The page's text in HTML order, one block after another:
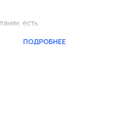
есть
от
ПОДРОБНЕЕ